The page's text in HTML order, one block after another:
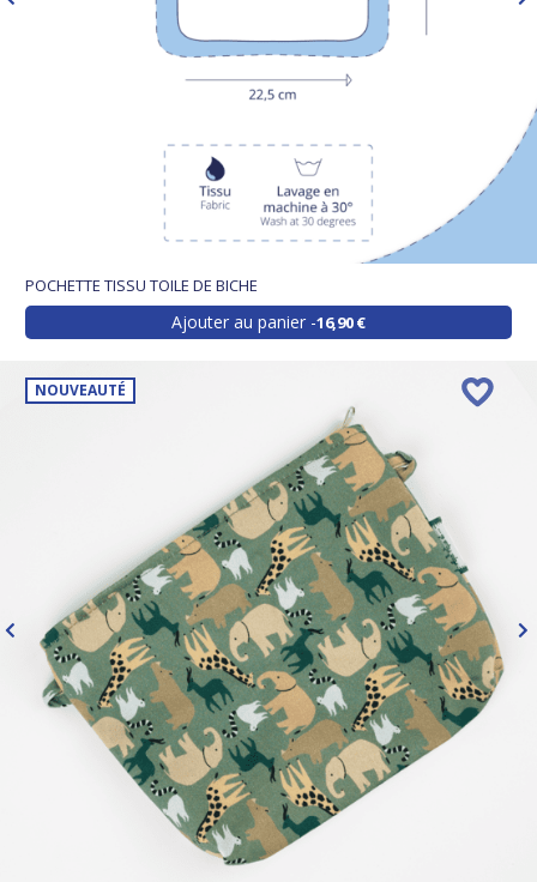
POCHETTE TISSU TOILE DE BICHE
Ajouter au panier 16,90 €
NOUVEAUTÉ